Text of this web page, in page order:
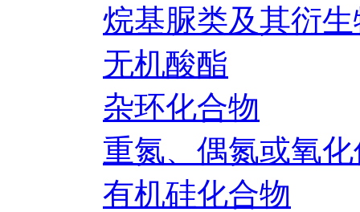
烷基脲类及其衍
无机酸酯
杂环化合物
重氮、偶氮或氧
有机硅化合物